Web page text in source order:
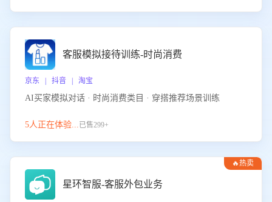
客服模拟接待训练-时尚消费
京东 | 抖音 | 淘宝
AI买家模拟对话 · 时尚消费类目 · 穿搭推荐场景训练
5人正在体验...已售299+
🔥热卖
星环智服-客服外包业务